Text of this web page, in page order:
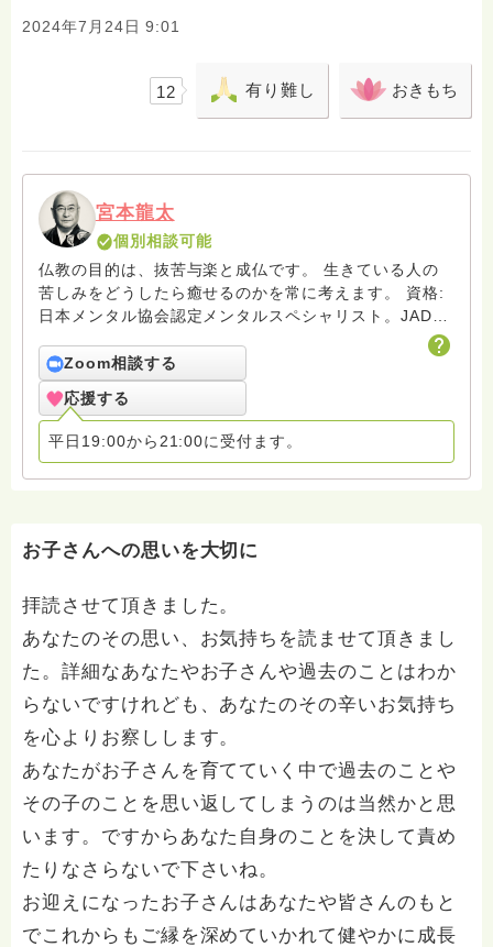
2024年7月24日 9:01
12 有り難し おきもち
宮本龍太
個別相談可能
仏教の目的は、抜苦与楽と成仏です。 生きている人の
苦しみをどうしたら癒せるのかを常に考えます。 資格:
日本メンタル協会認定メンタルスペシャリスト。JADP
Zoom相談する
応援する
平日19:00から21:00に受付ます。
お子さんへの思いを大切に
拝読させて頂きました。
あなたのその思い、お気持ちを読ませて頂きまし
た。詳細なあなたやお子さんや過去のことはわか
らないですけれども、あなたのその辛いお気持ち
を心よりお察しします。
あなたがお子さんを育てていく中で過去のことや
その子のことを思い返してしまうのは当然かと思
います。ですからあなた自身のことを決して責め
たりなさらないで下さいね。
お迎えになったお子さんはあなたや皆さんのもと
でこれからもご縁を深めていかれて健やかに成長